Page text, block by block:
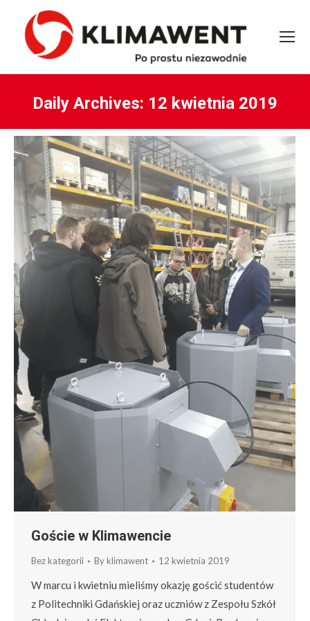
Daily Archives: 12 kwietnia 2019
Goście w Klimawencie
Bez kategorii Byklimawent 12 kwietnia 2019
W marcu i kwietniu mieliśmy okazję gościć studentów
z Politechniki Gdańskiej oraz uczniów z Zespołu Szkół